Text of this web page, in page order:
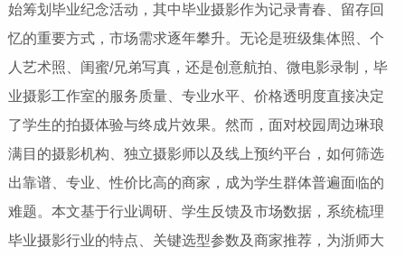
始筹划毕业纪念活动，其中毕业摄影作为记录青春、留存回
忆的重要方式，市场需求逐年攀升。无论是班级集体照、个
人艺术照、闺蜜/兄弟写真，还是创意航拍、微电影录制，毕
业摄影工作室的服务质量、专业水平、价格透明度直接决定
了学生的拍摄体验与终成片效果。然而，面对校园周边琳琅
满目的摄影机构、独立摄影师以及线上预约平台，如何筛选
出靠谱、专业、性价比高的商家，成为学生群体普遍面临的
难题。本文基于行业调研、学生反馈及市场数据，系统梳理
毕业摄影行业的特点、关键选型参数及商家推荐，为浙师大